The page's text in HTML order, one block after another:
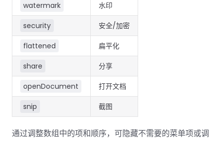
watermark 水印
security 安全/加密
flattened 扁平化
share 分享
openDocument 打开文档
snip 截图
通过调整数组中的项和顺序，可隐藏不需要的菜单项或调